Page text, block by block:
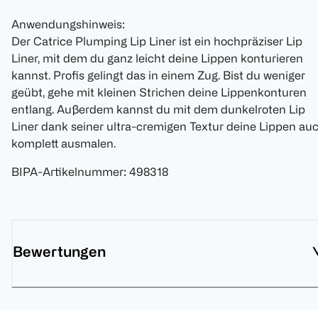
Anwendungshinweis:
Der Catrice Plumping Lip Liner ist ein hochpräziser Lip
Liner, mit dem du ganz leicht deine Lippen konturieren
kannst. Profis gelingt das in einem Zug. Bist du weniger
geübt, gehe mit kleinen Strichen deine Lippenkonturen
entlang. Außerdem kannst du mit dem dunkelroten Lip
Liner dank seiner ultra-cremigen Textur deine Lippen
komplett ausmalen.
BIPA-Artikelnummer: 498318
Bewertungen